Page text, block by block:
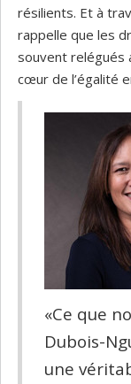
résilients. Et à
rappelle que les
souvent relégués
cœur de l’égalité
«Ce que
Dubois-
une